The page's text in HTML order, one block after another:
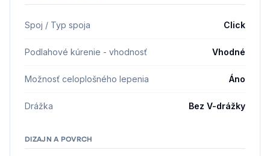
Spoj / Typ spoja Click
Podlahové kúrenie - vhodnosť Vhodné
Možnosť celoplošného lepenia Áno
Drážka Bez V-drážky
DIZAJN A POVRCH